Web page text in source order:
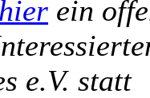
hier ein
e.V. statt